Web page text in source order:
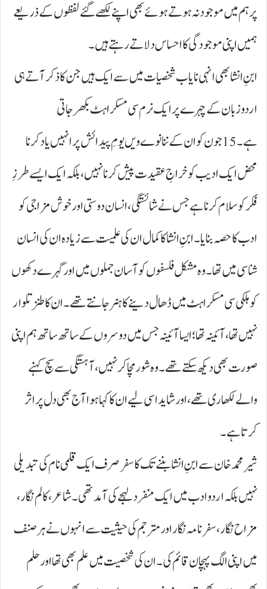
پر ہم میں موجود نہ ہوتے ہوئے بھی اپنے لکھے گئے لفظوں کے ذریعے
ہمیں اپنی موجودگی کا احساس دلاتے رہتے ہیں۔
ابنِ انشا بھی انہی نایاب شخصیات میں سے ایک ہیں جن کا ذکر آتے ہی
اردو زبان کے چہرے پر ایک نرم سی مسکراہٹ بکھر جاتی
ہے۔ 15جون کو ان کے ننانوے ویں یومِ پیدائش پر انہیں یاد کرنا
محض ایک ادیب کو خراجِ عقیدت پیش کرنا نہیں، بلکہ ایک ایسے طرزِ
فکر کو سلام کرنا ہے جس نے شائستگی، انسان دوستی اور خوش مزاجی کو
ادب کا حصہ بنایا۔ ابنِ انشا کا کمال ان کی علمیت سے زیادہ ان کی انسان
شناسی میں تھا۔ وہ مشکل فلسفوں کو آسان جملوں میں اور گہرے دکھوں
کو ہلکی سی مسکراہٹ میں ڈھال دینے کا ہنر جانتے تھے۔ ان کا طنز تلوار
نہیں تھا، آئینہ تھا؛ ایسا آئینہ جس میں دوسروں کے ساتھ ساتھ ہم اپنی
صورت بھی دیکھ سکتے تھے۔ وہ شور مچا کر نہیں، آہستگی سے سچ کہنے
والے لکھاری تھے، اور شاید اسی لیے ان کا کہا ہوا آج بھی دل پر اثر
کرتا ہے۔
شیر محمد خان سے ابنِ انشا بننے تک کا سفر صرف ایک قلمی نام کی تبدیلی
نہیں بلکہ اردو ادب میں ایک منفرد لہجے کی آمد تھی۔ شاعر، کالم نگار،
مزاح نگار، سفرنامہ نگار اور مترجم کی حیثیت سے انہوں نے ہر صنف
میں اپنی الگ پہچان قائم کی۔ ان کی شخصیت میں علم بھی تھا اور حلم